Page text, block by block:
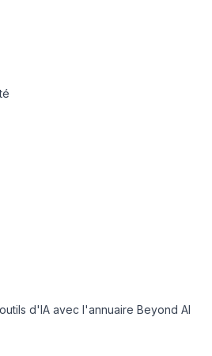
d'IA avec l'annuaire Beyond AI